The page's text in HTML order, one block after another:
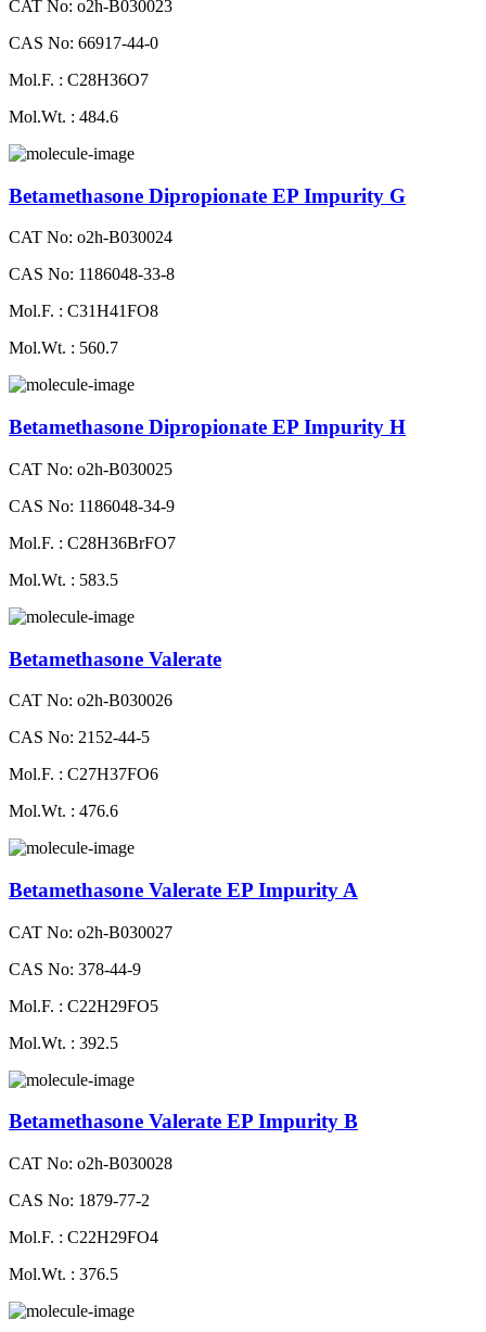
CAT No: o2h-B030023
CAS No: 66917-44-0
Mol.F. : C28H36O7
Mol.Wt. : 484.6
Betamethasone Dipropionate EP Impurity G
CAT No: o2h-B030024
CAS No: 1186048-33-8
Mol.F. : C31H41FO8
Mol.Wt. : 560.7
Betamethasone Dipropionate EP Impurity H
CAT No: o2h-B030025
CAS No: 1186048-34-9
Mol.F. : C28H36BrFO7
Mol.Wt. : 583.5
Betamethasone Valerate
CAT No: o2h-B030026
CAS No: 2152-44-5
Mol.F. : C27H37FO6
Mol.Wt. : 476.6
Betamethasone Valerate EP Impurity A
CAT No: o2h-B030027
CAS No: 378-44-9
Mol.F. : C22H29FO5
Mol.Wt. : 392.5
Betamethasone Valerate EP Impurity B
CAT No: o2h-B030028
CAS No: 1879-77-2
Mol.F. : C22H29FO4
Mol.Wt. : 376.5